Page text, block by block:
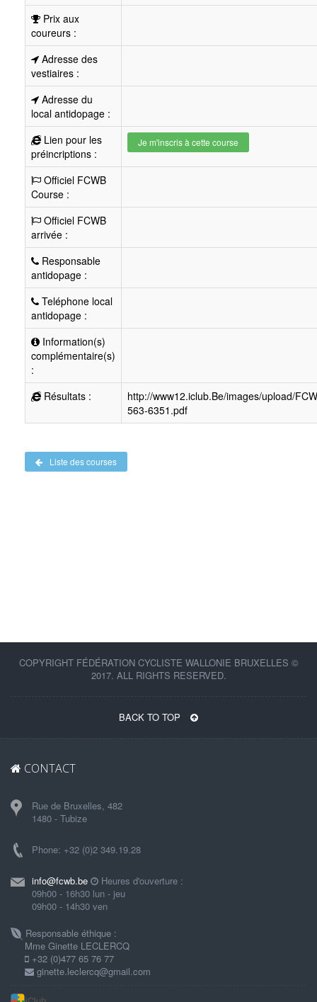
Prix aux
coureurs :
Adresse des
vestiaires :
Adresse du
local antidopage :
Lien pour les
préincriptions :
Je m'inscris à cette course
Officiel FCWB
Course :
Officiel FCWB
arrivée :
Responsable
antidopage :
Teléphone local
antidopage :
Information(s)
complémentaire(s)
:
Résultats :
http://www12.iclub.Be/images/upload/
563-6351.pdf
Liste des courses
COPYRIGHT FÉDÉRATION CYCLISTE WALLONIE BRUXELLES ©
2017. ALL RIGHTS RESERVED.
BACK TO TOP
CONTACT
Rue de Bruxelles, 482
1480 - Tubize
Phone: +32 (0)2 349.19.28
info@fcwb.be
Heures d'ouverture :
09h00 - 16h30 lun - jeu
09h00 - 14h30 ven
Responsable éthique :
Mme Ginette LECLERCQ
+32 (0)477 65 76 77
ginette.leclercq@gmail.com